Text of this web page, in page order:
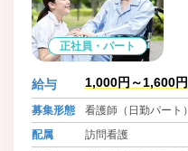
正社員・パート
給与 1,000円～1,600円
募集形態
看護師（日勤パート）
配属
訪問看護